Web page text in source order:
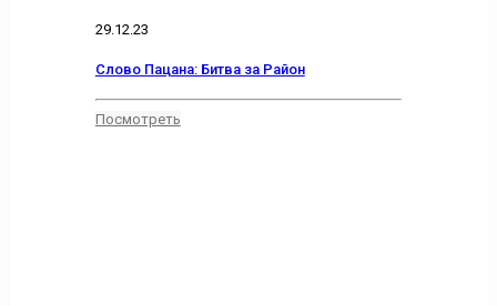
29.12.23
Слово Пацана: Битва за Район
Посмотреть